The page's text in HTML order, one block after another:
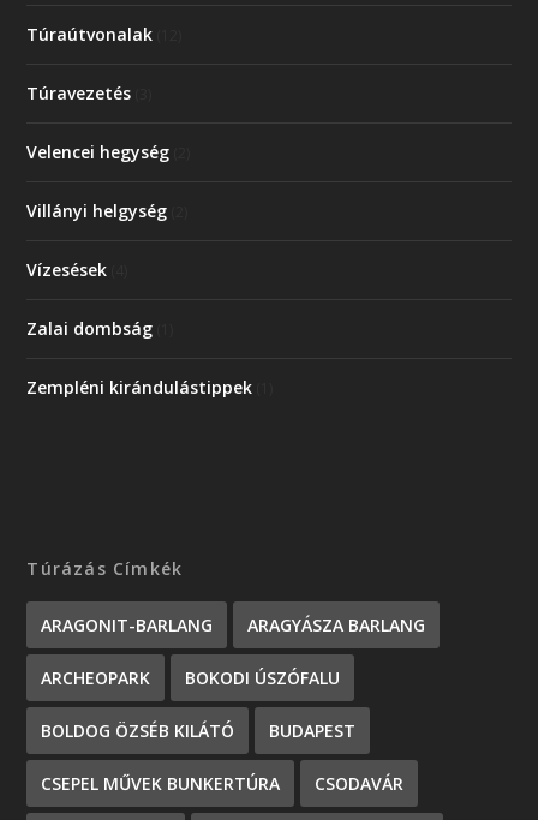
Túraútvonalak
Túravezetés
Velencei hegység
Villányi helgység
Vízesések
Zalai dombság
Zempléni kirándulástippek
Túrázás Címkék
ARAGONIT-BARLANG ARAGYÁSZA BARLANG
ARCHEOPARK BOKODI ÚSZÓFALU
BOLDOG ÖZSÉB KILÁTÓ BUDAPEST
CSEPEL MŰVEK BUNKERTÚRA CSODAVÁR